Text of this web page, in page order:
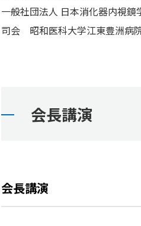
一般社団法人 日本消化器内
司会 昭和医科大学江東豊洲
会長講演
会長講演